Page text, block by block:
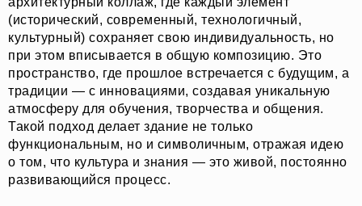
(исторический, современный, технологичный,
культурный) сохраняет свою индивидуальность, но
при этом вписывается в общую композицию. Это
пространство, где прошлое встречается с будущим, а
традиции — с инновациями, создавая уникальную
атмосферу для обучения, творчества и общения.
Такой подход делает здание не только
функциональным, но и символичным, отражая идею
о том, что культура и знания — это живой, постоянно
развивающийся процесс.